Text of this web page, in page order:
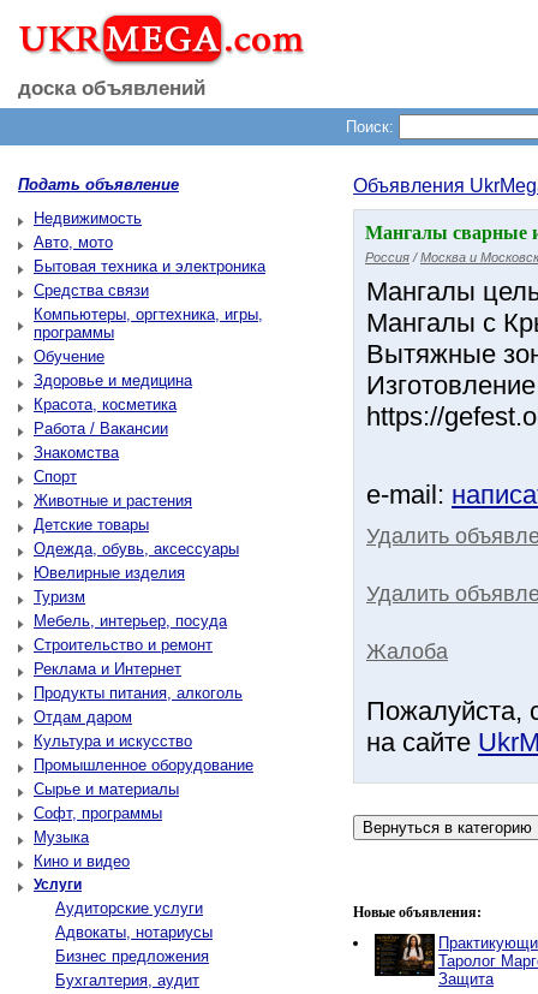
доска объявлений
Поиск:
Подать объявление
Недвижимость
Авто, мото
Бытовая техника и электроника
Средства связи
Компьютеры, оргтехника, игры,
программы
Обучение
Здоровье и медицина
Красота, косметика
Работа / Вакансии
Знакомства
Спорт
Животные и растения
Детские товары
Одежда, обувь, аксессуары
Ювелирные изделия
Туризм
Мебель, интерьер, посуда
Строительство и ремонт
Реклама и Интернет
Продукты питания, алкоголь
Отдам даром
Культура и искусство
Промышленное оборудование
Сырье и материалы
Софт, программы
Музыка
Кино и видео
Услуги
Аудиторские услуги
Адвокаты, нотариусы
Бизнес предложения
Бухгалтерия, аудит
Объявления
Мангалы сварные
Россия /Москва и
Мангалы
Мангалы с
Вытяжные
https://
e-mail:
Удалить
Удалить
Жалоба
Пожалуйста,
на сайте
Новые объявления:
Таролог
Защита